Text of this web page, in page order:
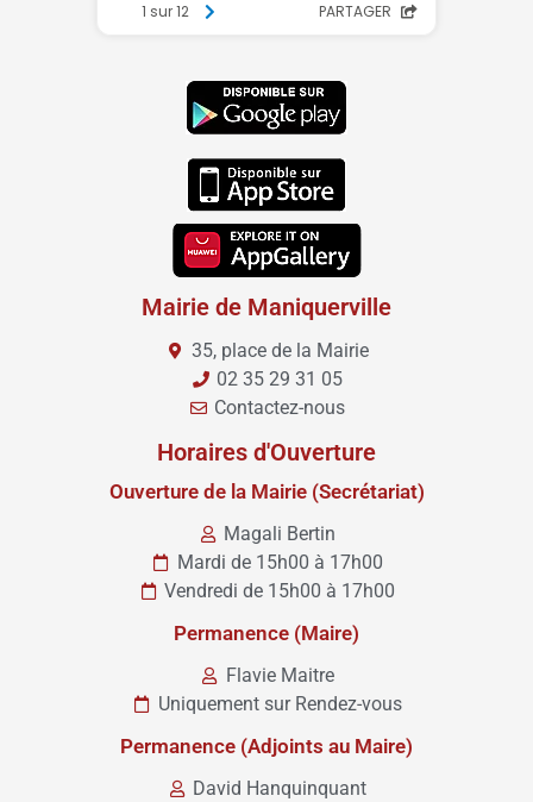
Mairie de Maniquerville
35, place de la Mairie
02 35 29 31 05
Contactez-nous
Horaires d'Ouverture
Ouverture de la Mairie (Secrétariat)
Magali Bertin
Mardi de 15h00 à 17h00
Vendredi de 15h00 à 17h00
Permanence (Maire)
Flavie Maitre
Uniquement sur Rendez-vous
Permanence (Adjoints au Maire)
David Hanquinquant